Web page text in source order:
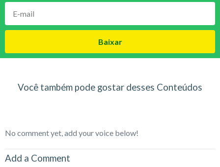
Baixar
Você também pode gostar desses Conteúdos
No comment yet, add your voice below!
Add a Comment